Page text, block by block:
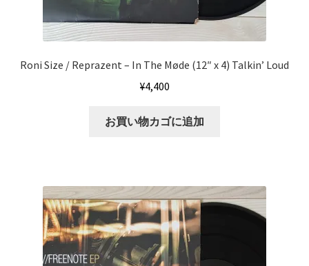
Roni Size / Reprazent – In The Møde (12″ x 4) Talkin’ Loud
¥4,400
お買い物カゴに追加